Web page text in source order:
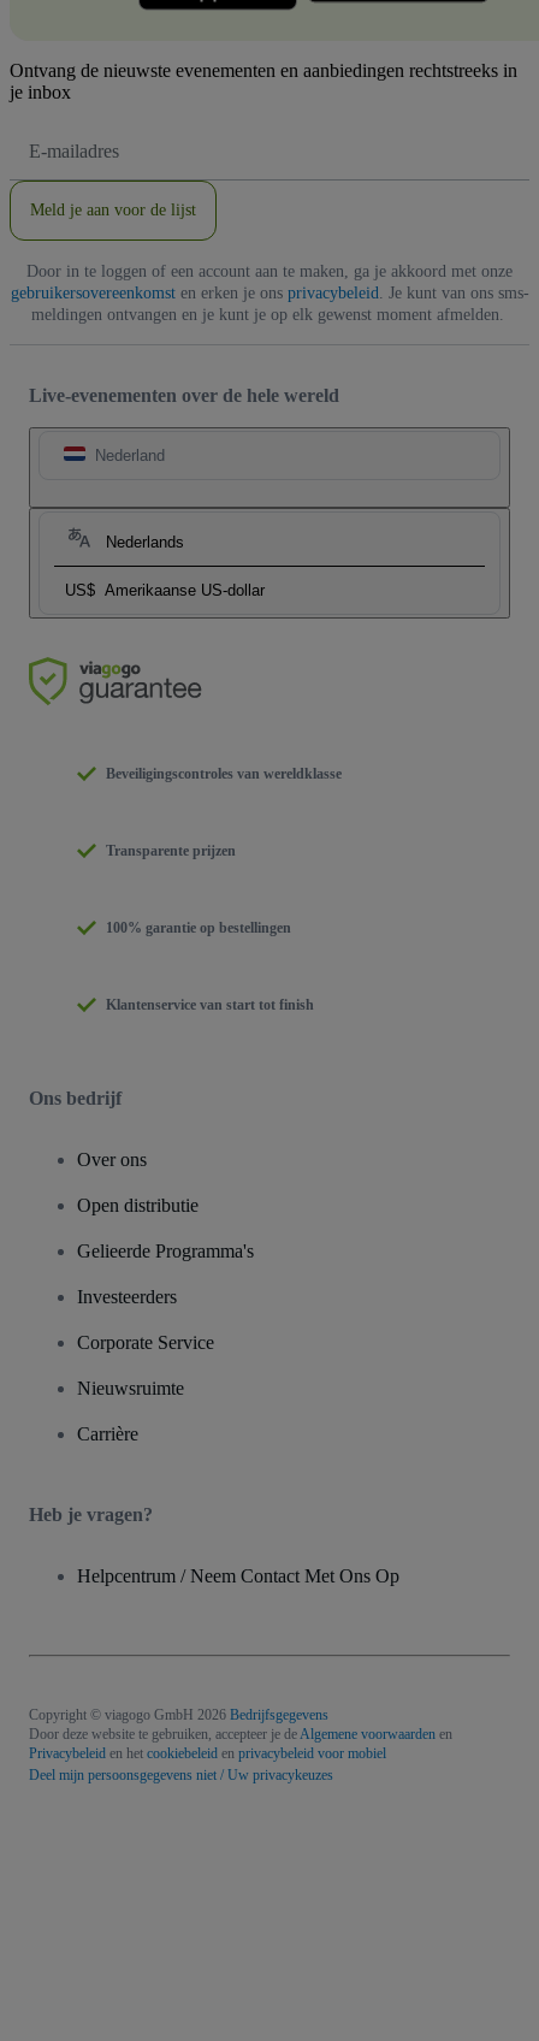
Ontvang de nieuwste evenementen en aanbiedingen rechtstreeks in
je inbox
mailadres
Meld je aan voor de lijst
Door in te loggen of een account aan te maken, ga je akkoord met onze
gebruikersovereenkomsten erken je ons privacybeleid. Je kunt van ons sms-
meldingen ontvangen en je kunt je op elk gewenst moment afmelden.
Live-evenementen over de hele wereld
Nederland
Nederlands
US$ Amerikaanse US-dollar
Beveiligingscontroles van wereldklasse
Transparente prijzen
100% garantie op bestellingen
Klantenservice van start tot finish
Ons bedrijf
Over ons
Open distributie
Gelieerde Programma's
Investeerders
Corporate Service
Nieuwsruimte
Carrière
Heb je vragen?
Helpcentrum / Neem Contact Met Ons Op
Copyright © viagogo GmbH 2026 Bedrijfsgegevens
Door deze website te gebruiken, accepteer je deAlgemene voorwaarden en
Privacybeleid en het cookiebeleid en privacybeleid voor mobiel
Deel mijn persoonsgegevens niet / Uw privacykeuzes